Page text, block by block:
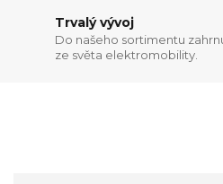
Trvalý vývoj
Do našeho sortimentu
ze světa elektromobility.